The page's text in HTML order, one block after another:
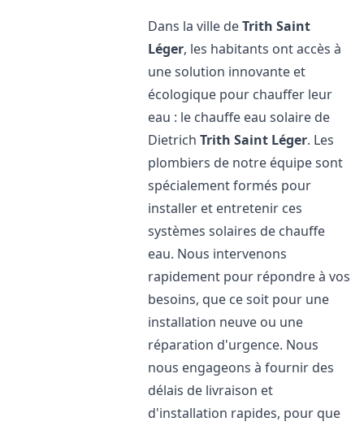
Dans la ville deTrith Saint
Léger, les habitants ont accès à
une solution innovante et
écologique pour chauffer leur
eau : le chauffe eau solaire de
DietrichTrith Saint Léger. Les
plombiers de notre équipe sont
spécialement formés pour
installer et entretenir ces
systèmes solaires de chauffe
eau. Nous intervenons
rapidement pour répondre à vos
besoins, que ce soit pour une
installation neuve ou une
réparation d'urgence. Nous
nous engageons à fournir des
délais de livraison et
d'installation rapides, pour que